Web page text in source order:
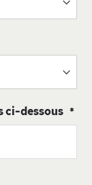
ci-dessous